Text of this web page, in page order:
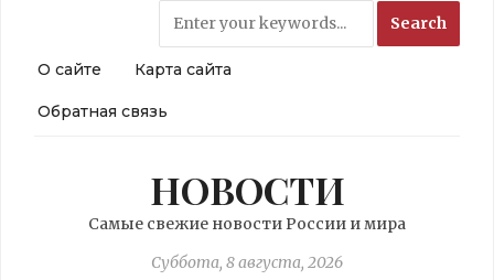
О сайте Карта сайта
Обратная связь
НОВОСТИ
Самые свежие новости России и мира
Суббота, 8 августа, 2026